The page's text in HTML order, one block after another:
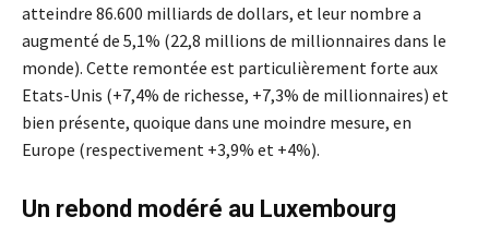
atteindre 86.600 milliards de dollars, et leur nombre a
augmenté de 5,1% (22,8 millions de millionnaires dans le
monde). Cette remontée est particulièrement forte aux
Etats-Unis (+7,4% de richesse, +7,3% de millionnaires) et
bien présente, quoique dans une moindre mesure, en
Europe (respectivement +3,9% et +4%).
Un rebond modéré au Luxembourg